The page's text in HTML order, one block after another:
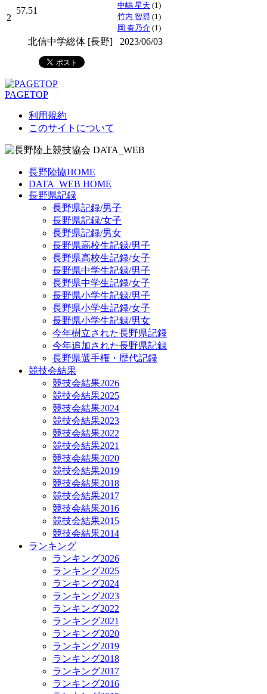
2
57.51
中嶋 星天 (1)
竹内 智尋 (1)
岡 奏乃介 (1)
北信中学総体 [長野] 2023/06/03
PAGETOP
利用規約
このサイトについて
長野陸協HOME
DATA_WEB HOME
長野県記録
長野県記録/男子
長野県記録/女子
長野県記録/男女
長野県高校生記録/男子
長野県高校生記録/女子
長野県中学生記録/男子
長野県中学生記録/女子
長野県小学生記録/男子
長野県小学生記録/女子
長野県小学生記録/男女
今年樹立された長野県記録
今年追加された長野県記録
長野県選手権・歴代記録
競技会結果
競技会結果2026
競技会結果2025
競技会結果2024
競技会結果2023
競技会結果2022
競技会結果2021
競技会結果2020
競技会結果2019
競技会結果2018
競技会結果2017
競技会結果2016
競技会結果2015
競技会結果2014
ランキング
ランキング2026
ランキング2025
ランキング2024
ランキング2023
ランキング2022
ランキング2021
ランキング2020
ランキング2019
ランキング2018
ランキング2017
ランキング2016